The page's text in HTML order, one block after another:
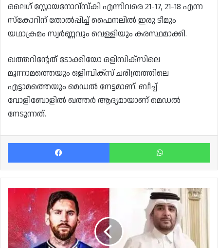
ഒലെഗ് സ്റ്റോയനോവ്സ്കി എന്നിവരെ 21-17, 21-18 എന്ന
സ്കോറിന് തോൽപ്പിച്ച് ഫൈനലിൽ ഇരു ടീമും
യഥാക്രമം സ്വർണ്ണവും വെള്ളിയും കരസ്ഥമാക്കി.
ഖത്തറിന്റേത് ടോക്കിയോ ഒളിമ്പിക്സിലെ
മൂന്നാമത്തെയും ഒളിമ്പിക്സ് ചരിത്രത്തിലെ
എട്ടാമത്തെയും മെഡൽ നേട്ടമാണ്. ബീച്ച്
വോളിബോളിൽ ഖത്തർ ആദ്യമായാണ് മെഡൽ
നേടുന്നത്.
Facebook
മെസ്സി
ഖത്തറിന്റെ
ഉടമസ്ഥതയിലുള്ള
ക്ലബ്ബിലേക്ക്,
അറിയിച്ച്
അമീറിന്റെ